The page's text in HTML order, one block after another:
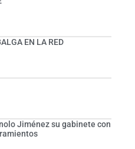
EN LA RED
Jiménez su gabinete con